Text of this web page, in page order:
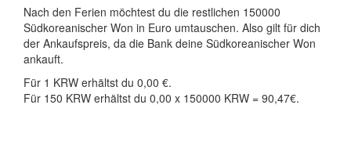
Nach den Ferien möchtest du die restlichen 150000
Südkoreanischer Won in Euro umtauschen. Also gilt für dich
der Ankaufspreis, da die Bank deine Südkoreanischer Won
ankauft.
Für 1 KRW erhältst du 0,00 €.
Für 150 KRW erhältst du 0,00 x 150000 KRW = 90,47€.